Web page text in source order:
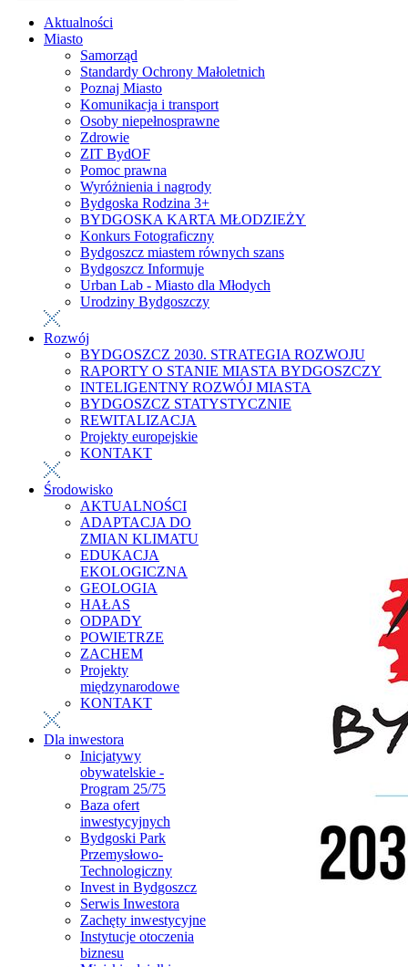
Aktualności
Miasto
Samorząd
Standardy Ochrony Małoletnich
Poznaj Miasto
Komunikacja i transport
Osoby niepełnosprawne
Zdrowie
ZIT BydOF
Pomoc prawna
Wyróżnienia i nagrody
Bydgoska Rodzina 3+
BYDGOSKA KARTA MŁODZIEŻY
Konkurs Fotograficzny
Bydgoszcz miastem równych szans
Bydgoszcz Informuje
Urban Lab - Miasto dla Młodych
Urodziny Bydgoszczy
Rozwój
BYDGOSZCZ 2030. STRATEGIA ROZWOJU
RAPORTY O STANIE MIASTA BYDGOSZCZY
INTELIGENTNY ROZWÓJ MIASTA
BYDGOSZCZ STATYSTYCZNIE
REWITALIZACJA
Projekty europejskie
KONTAKT
Środowisko
AKTUALNOŚCI
ADAPTACJA DO
ZMIAN KLIMATU
EDUKACJA
EKOLOGICZNA
GEOLOGIA
HAŁAS
ODPADY
POWIETRZE
ZACHEM
Projekty
międzynarodowe
KONTAKT
Dla inwestora
Inicjatywy
obywatelskie -
Program 25/75
Baza ofert
inwestycyjnych
Bydgoski Park
Przemysłowo-
Technologiczny
Invest in Bydgoszcz
Serwis Inwestora
Zachęty inwestycyjne
Instytucje otoczenia
biznesu